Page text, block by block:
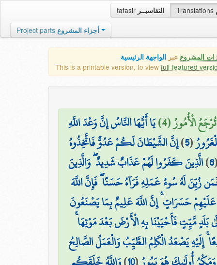
tafasir التفاسيــر Translations
Project parts أجزاء المشروع
المشروع عبر الواجهة الرئيسية
This is a printable version, to view full-featured
الْأُمُورُ (4) يَا أَيُّهَا النَّاسُ إِنَّ وَعْدَ اللَّهِ
(
5
)إِنَّ الشَّيْطَانَ لَكُمْ عَدُوٌّ فَاتَّخِذُوهُ
6
)الَّذِينَ كَفَرُوا لَهُمْ عَذَابٌ شَدِيدٌ ۖ وَالَّذِينَ
زُيِّنَ لَهُ سُوءُ عَمَلِهِ فَرَآهُ حَسَنًا ۖ فَإِنَّ اللَّهَ
حَسَرَاتٍ ۚ إِنَّ اللَّهَ عَلِيمٌ بِمَا يَصْنَعُونَ
بَلَدٍ مَّيِّتٍ فَأَحْيَيْنَا بِهِ الْأَرْضَ بَعْدَ مَوْتِهَا
إِلَيْهِ يَصْعَدُ الْكَلِمُ الطَّيِّبُ وَالْعَمَلُ الصَّالِحُ